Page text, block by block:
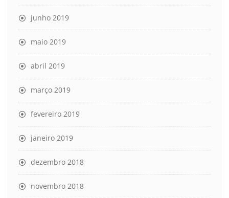
junho 2019
maio 2019
abril 2019
março 2019
fevereiro 2019
janeiro 2019
dezembro 2018
novembro 2018